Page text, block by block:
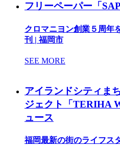
フリーペーパー「
クロマニヨン創業５周年
刊 | 福岡市
SEE MORE
アイランドシティま
ジェクト「TERIHA
ュース
福岡最新の街のライフス